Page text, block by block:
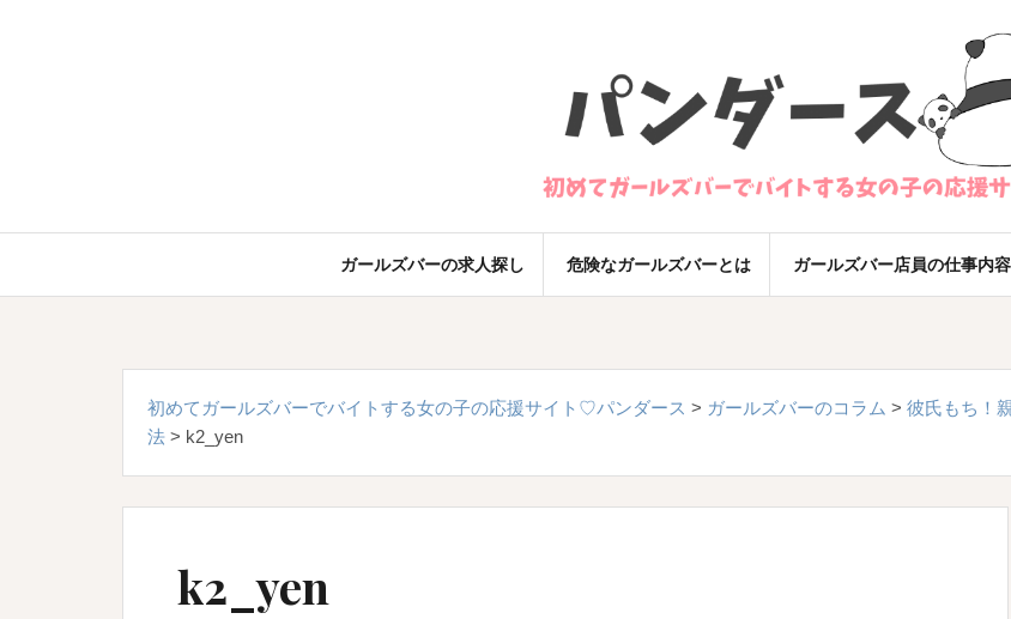
ガールズバーの求人探し 危険なガールズバーとは ガールズバー店員の仕事内容
初めてガールズバーでバイトする女の子の応援サイト♡パンダース > ガールズバーのコラム > 彼氏もち！
法 > k2_yen
k2_yen